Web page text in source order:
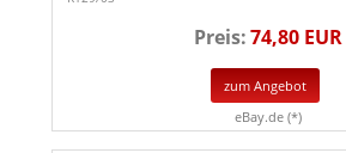
Preis:74,80 EUR
zum Angebot
eBay.de (*)